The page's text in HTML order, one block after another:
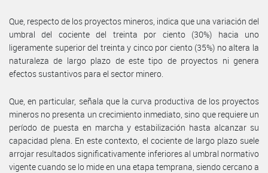
Que, respecto de los proyectos mineros, indica que una variación del
umbral del cociente del treinta por ciento (30%) hacia uno
ligeramente superior del treinta y cinco por ciento (35%) no altera la
naturaleza de largo plazo de este tipo de proyectos ni genera
efectos sustantivos para el sector minero.
Que, en particular, señala que la curva productiva de los proyectos
mineros no presenta un crecimiento inmediato, sino que requiere un
período de puesta en marcha y estabilización hasta alcanzar su
capacidad plena. En este contexto, el cociente de largo plazo suele
arrojar resultados significativamente inferiores al umbral normativo
vigente cuando se lo mide en una etapa temprana, siendo cercano a